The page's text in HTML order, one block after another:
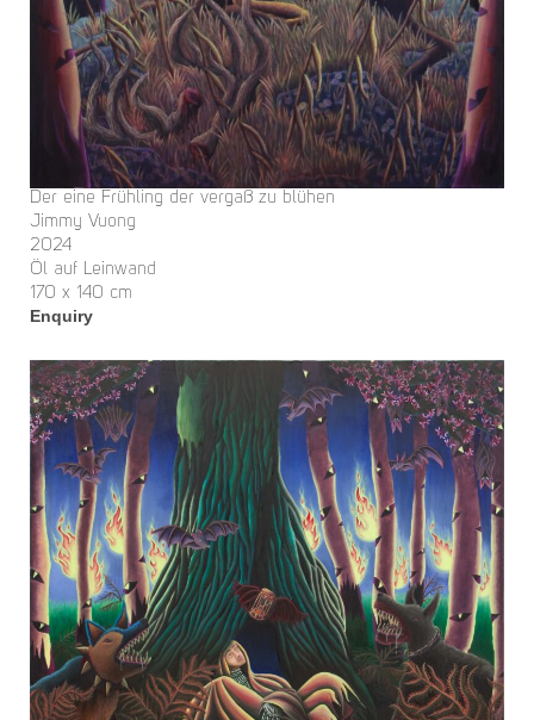
Der eine Frühling der vergaß zu blühen
Jimmy Vuong
2024
Öl auf Leinwand
170 x 140 cm
Enquiry